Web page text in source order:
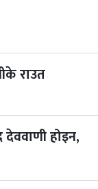
राउत
देववाणी होइन,